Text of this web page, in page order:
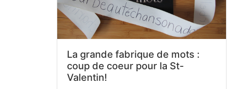
La grande fabrique de mots :
coup de coeur pour la St-
Valentin!